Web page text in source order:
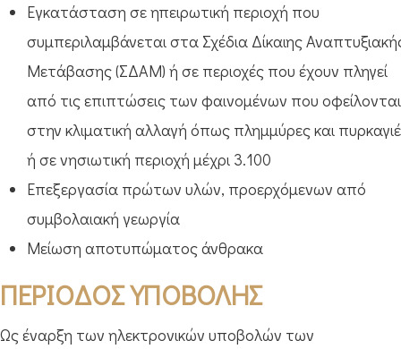
Εγκατάσταση σε ηπειρωτική περιοχή που
συμπεριλαμβάνεται στα Σχέδια Δίκαιης
Μετάβασης (ΣΔΑΜ) ή σε περιοχές που έχουν πληγεί
από τις επιπτώσεις των φαινομένων που οφείλονται
στην κλιματική αλλαγή όπως πλημμύρες και
ή σε νησιωτική περιοχή μέχρι 3.100
Επεξεργασία πρώτων υλών, προερχόμενων από
συμβολαιακή γεωργία
Μείωση αποτυπώματος άνθρακα
ΠΕΡΙΟΔΟΣ ΥΠΟΒΟΛΗΣ
Ως έναρξη των ηλεκτρονικών υποβολών των